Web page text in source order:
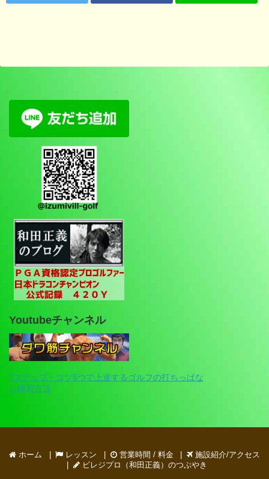
Youtubeチャンネル
7ステップ・コツ5つで上達するゴルフの打ちっぱな
し練習方法
ホーム レッスン 営業時間 / 料金
施設紹介/アクセス
ビレジプロ（和田正義）のつぶやき